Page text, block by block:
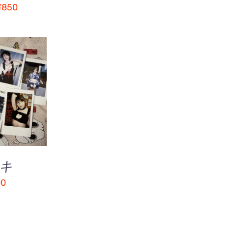
の
エ
ー
シ
ョ
ン
が
あ
り
ま
す。
850価
帯:
¥700
–
¥850
追加
/